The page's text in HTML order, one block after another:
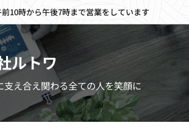
10時から午後7時まで営業をしています
ルトワ
支え合え関わる全ての人を笑顔に